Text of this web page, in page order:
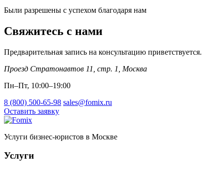
Были разрешены с успехом благодаря нам
Свяжитесь с нами
Предварительная запись на консультацию приветствуется.
Проезд Стратонавтов 11, стр. 1
Москва
Пн–Пт, 10:00–19:00
8 (800) 500-65-98 sales@fomix.ru
Оставить заявку
Услуги бизнес-юристов в Москве
Услуги